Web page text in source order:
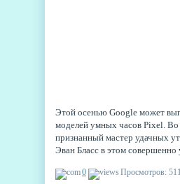
Этой осенью Google может
моделей умных часов Pixel. Во
признанный мастер удачных
Эван Бласс в этом совершенно
0 Просмотров: